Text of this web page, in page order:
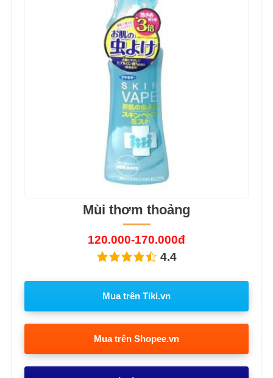
Mùi thơm thoảng
120.000-170.000đ
4.4
Mua trên Tiki.vn
Mua trên Shopee.vn